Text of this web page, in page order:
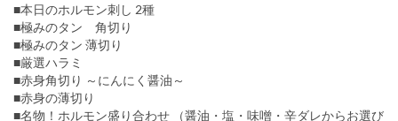
■本日のホルモン刺し 2種
■極みのタン 角切り
■極みのタン 薄切り
■厳選ハラミ
■赤身角切り ～にんにく醤油～
■赤身の薄切り
■名物！ホルモン盛り合わせ （醤油・塩・味噌・辛ダレからお選び